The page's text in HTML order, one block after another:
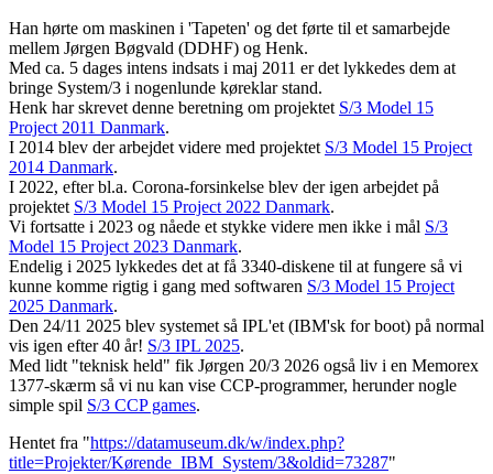
Han hørte om maskinen i 'Tapeten' og det førte til et samarbejde
mellem Jørgen Bøgvald (DDHF) og Henk.
Med ca. 5 dages intens indsats i maj 2011 er det lykkedes dem at
bringe System/3 i nogenlunde køreklar stand.
Henk har skrevet denne beretning om projektet S/3 Model 15
Project 2011 Danmark.
I 2014 blev der arbejdet videre med projektet S/3 Model 15 Project
2014 Danmark.
I 2022, efter bl.a. Corona-forsinkelse blev der igen arbejdet på
projektet S/3 Model 15 Project 2022 Danmark.
Vi fortsatte i 2023 og nåede et stykke videre men ikke i mål S/3
Model 15 Project 2023 Danmark.
Endelig i 2025 lykkedes det at få 3340-diskene til at fungere så vi
kunne komme rigtig i gang med softwaren S/3 Model 15 Project
2025 Danmark.
Den 24/11 2025 blev systemet så IPL'et (IBM'sk for boot) på normal
vis igen efter 40 år! S/3 IPL 2025.
Med lidt "teknisk held" fik Jørgen 20/3 2026 også liv i en Memorex
1377-skærm så vi nu kan vise CCP-programmer, herunder nogle
simple spil S/3 CCP games.
Hentet fra "https://datamuseum.dk/w/index.php?
title=Projekter/Kørende_IBM_System/3&oldid=73287"